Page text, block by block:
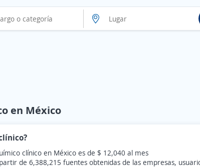
en México
clínico en México es de $ 12,040 al mes
de 6,388,215 fuentes obtenidas de las empresas,